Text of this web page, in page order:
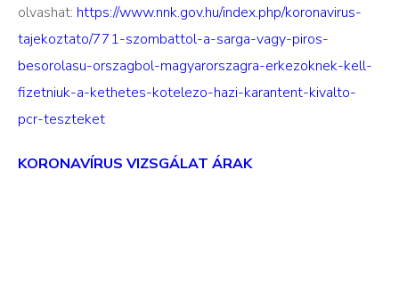
olvashat: https://www.nnk.gov.hu/index.php/koronavirus-
tajekoztato/771-szombattol-a-sarga-vagy-piros-
besorolasu-orszagbol-magyarorszagra-erkezoknek-kell-
fizetniuk-a-kethetes-kotelezo-hazi-karantent-kivalto-
pcr-teszteket
KORONAVÍRUS VIZSGÁLAT ÁRAK